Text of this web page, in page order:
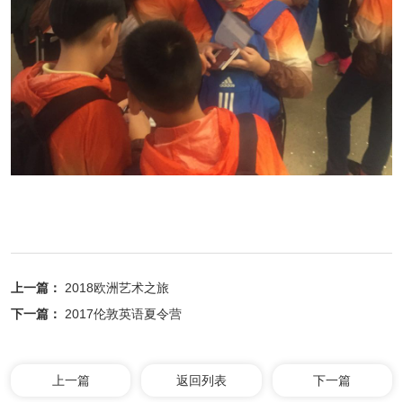
上一篇：
2018欧洲艺术之旅
下一篇：
2017伦敦英语夏令营
上一篇 返回列表 下一篇